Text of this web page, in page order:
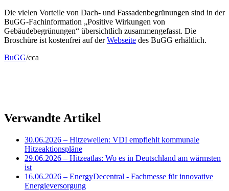
Die vielen Vorteile von Dach- und Fassadenbegrünungen sind in der
BuGG-Fachinformation „Positive Wirkungen von
Gebäudebegrünungen“ übersichtlich zusammengefasst. Die
Broschüre ist kostenfrei auf derWebseite des BuGG erhältlich.
BuGG/cca
Verwandte Artikel
30.06.2026 – Hitzewellen: VDI empfiehlt kommunale
Hitzeaktionspläne
29.06.2026 – Hitzeatlas: Wo es in Deutschland am wärmsten
ist
16.06.2026 – EnergyDecentral - Fachmesse für innovative
Energieversorgung